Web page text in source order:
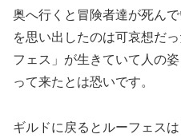
奥へ行くと冒険者達が死ん
を思い出したのは可哀想だ
フェス」が生きていて人の
って来たとは恐いです。
ギルドに戻るとルーフェス